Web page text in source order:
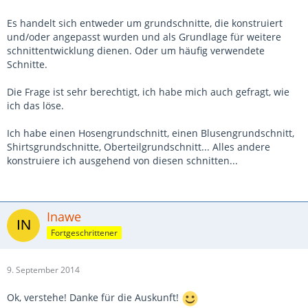
Es handelt sich entweder um grundschnitte, die konstruiert
und/oder angepasst wurden und als Grundlage für weitere
schnittentwicklung dienen. Oder um häufig verwendete
Schnitte.
Die Frage ist sehr berechtigt, ich habe mich auch gefragt, wie
ich das löse.
Ich habe einen Hosengrundschnitt, einen Blusengrundschnitt,
Shirtsgrundschnitte, Oberteilgrundschnitt... Alles andere
konstruiere ich ausgehend von diesen schnitten...
Inawe
Fortgeschrittener
9. September 2014
Ok, verstehe! Danke für die Auskunft!